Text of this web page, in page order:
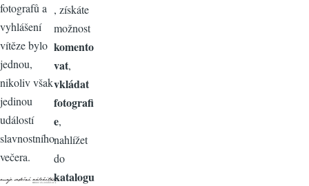
fotografů a
vyhlášení
vítěze bylo
jednou,
nikoliv však
jedinou
událostí
slavnostního
večera.
, získáte
možnost
komento
vat,
vkládat
fotografi
e,
nahlížet
do
katalogu